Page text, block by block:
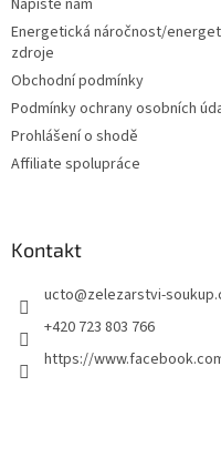
Napište nám
Energetická náročnost/
zdroje
Obchodní podmínky
Podmínky ochrany osobních
Prohlášení o shodě
Affiliate spolupráce
Kontakt
ucto@zelezarstvi-
+420 723 803 766
https://